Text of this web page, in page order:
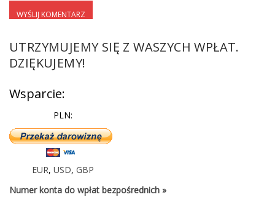
UTRZYMUJEMY SIĘ Z WASZYCH WPŁAT.
DZIĘKUJEMY!
Wsparcie:
PLN:
EUR, USD, GBP
Numer konta do wpłat bezpośrednich »